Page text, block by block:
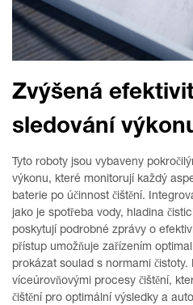
Zvýšená
sledování
Tyto roboty jsou vybaveny
výkonu, které monitorují každý
baterie po účinnost čištění.
jako je spotřeba vody, hladina
poskytují podrobné zprávy o
přístup umožňuje zařízením
prokázat soulad s normami
víceúrovňovými procesy čištění,
čištění pro optimální výsledky a